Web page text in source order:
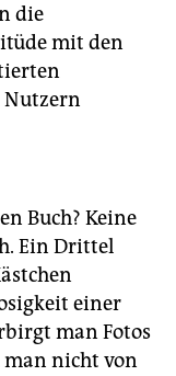
die
mit den
Buch? Keine
Ein Drittel
einer
man Fotos
man nicht von